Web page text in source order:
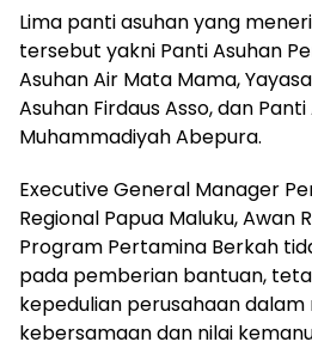
Lima panti asuhan yang
tersebut yakni Panti Asuhan
Asuhan Air Mata Mama,
Asuhan Firdaus Asso, dan
Muhammadiyah Abepura.
Executive General Manager
Regional Papua Maluku, Awan
Program Pertamina Berkah
pada pemberian bantuan,
kepedulian perusahaan
kebersamaan dan nilai